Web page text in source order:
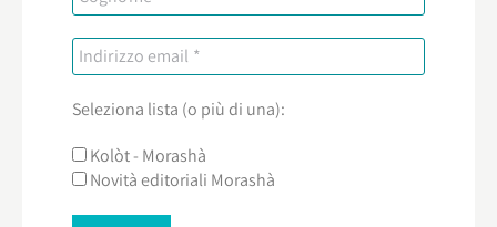
Seleziona lista (o più di una):
Kolòt - Morashà
Novità editoriali Morashà